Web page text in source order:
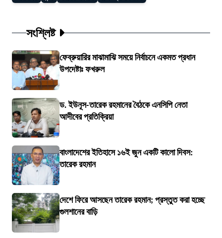
সংশ্লিষ্ট
ফেব্রুয়ারির মাঝামাঝি সময়ে নির্বাচনে একমত প্রধান
উপদেষ্টাঃ ফখরুল
ড. ইউনূস-তারেক রহমানের বৈঠকে এনসিপি নেতা
আদীবের প্রতিক্রিয়া
বাংলাদেশের ইতিহাসে ১৬ই জুন একটি কালো দিবস:
তারেক রহমান
দেশে ফিরে আসছেন তারেক রহমান; প্রস্তুত করা হচ্ছে
গুলশানের বাড়ি